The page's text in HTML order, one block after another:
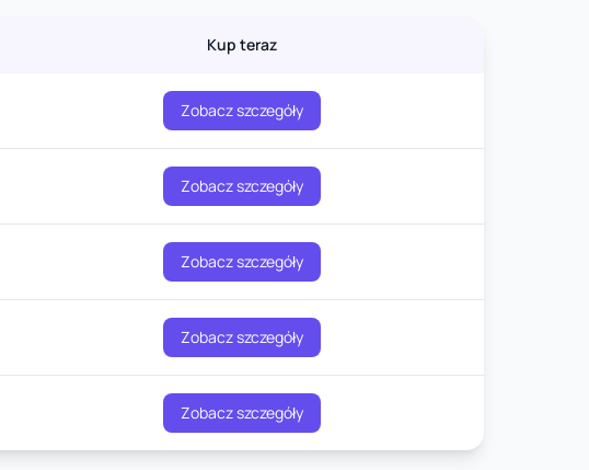
Kup teraz
Zobacz szczegóły
Zobacz szczegóły
Zobacz szczegóły
Zobacz szczegóły
Zobacz szczegóły